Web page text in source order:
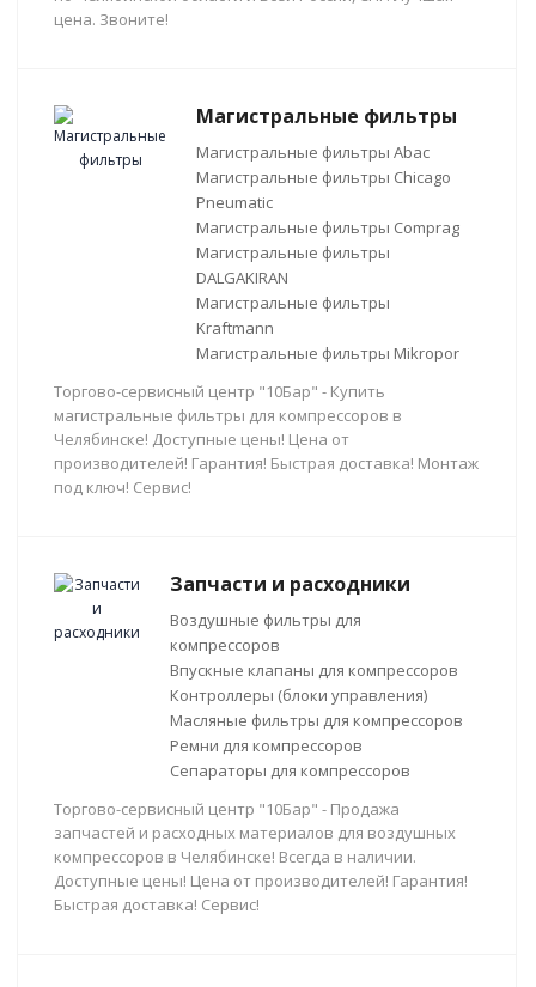
цена. Звоните!
Магистральные фильтры
Магистральные фильтры Abac
Магистральные фильтры Chicago
Pneumatic
Магистральные фильтры Comprag
Магистральные фильтры
DALGAKIRAN
Магистральные фильтры
Kraftmann
Магистральные фильтры Mikropor
Торгово-сервисный центр "10Бар" - Купить
магистральные фильтры для компрессоров в
Челябинске! Доступные цены! Цена от
производителей! Гарантия! Быстрая доставка! Монтаж
под ключ! Сервис!
Запчасти и расходники
Воздушные фильтры для
компрессоров
Впускные клапаны для компрессоров
Контроллеры (блоки управления)
Масляные фильтры для компрессоров
Ремни для компрессоров
Сепараторы для компрессоров
Торгово-сервисный центр "10Бар" - Продажа
запчастей и расходных материалов для воздушных
компрессоров в Челябинске! Всегда в наличии.
Доступные цены! Цена от производителей! Гарантия!
Быстрая доставка! Сервис!